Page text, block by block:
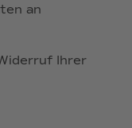
an
Ihrer